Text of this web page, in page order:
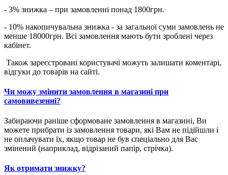
- 3% знижка – при замовленні понад 1800грн.
- 10% накопичувальна знижка - за загальної суми замовлень не
менше 18000грн. Всі замовлення мають бути зроблені через
кабінет.
Також зареєстровані користувачі можуть залишати коментарі,
відгуки до товарів на сайті.
Чи можу змінити замовлення в магазині при
самовивезенні?
Забираючи раніше сформоване замовлення в магазині, Ви
можете прибрати із замовлення товари, які Вам не підійшли і
не оплачувати їх, якщо товар не був спеціально для Вас
змінений (наприклад, відрізаний папір, стрічка).
Як отримати знижку?